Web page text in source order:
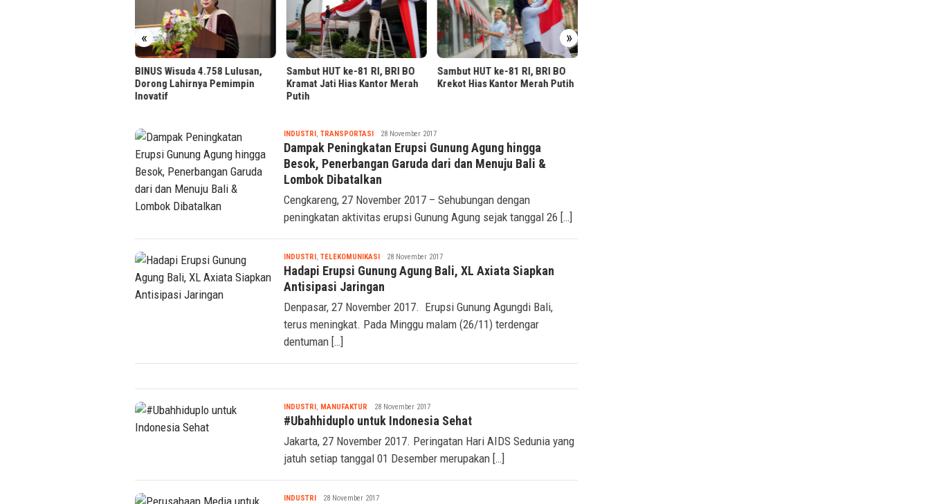
« »
Sambut HUT ke-81 RI, BRI BO
Kramat Jati Hias Kantor Merah
Putih
Sambut HUT ke-81 RI, BRI BO
Krekot Hias Kantor Merah Putih
Sambut HUT ke-81 RI, Kantor
BRI Mangga Dua Dihias Merah
SEREMONIA.ID INDUSTRI , TRANSPORTASI Seremonia
28 November 2017
Dampak Peningkatan Erupsi Gunung Agung hingga
Besok, Penerbangan Garuda dari dan Menuju Bali &
Lombok Dibatalkan
Cengkareng, 27 November 2017 – Sehubungan dengan
peningkatan aktivitas erupsi Gunung Agung sejak tanggal 26 […]
INDUSTRI , TELEKOMUNIKASI Seremonia
28 November 2017
Hadapi Erupsi Gunung Agung Bali, XL Axiata Siapkan
Antisipasi Jaringan
Denpasar, 27 November 2017. Erupsi Gunung Agungdi Bali,
terus meningkat. Pada Minggu malam (26/11) terdengar
dentuman […]
INDUSTRI , MANUFAKTUR Seremonia
28 November 2017
#Ubahhiduplo untuk Indonesia Sehat
Jakarta, 27 November 2017. Peringatan Hari AIDS Sedunia yang
jatuh setiap tanggal 01 Desember merupakan […]
INDUSTRI Seremonia
28 November 2017